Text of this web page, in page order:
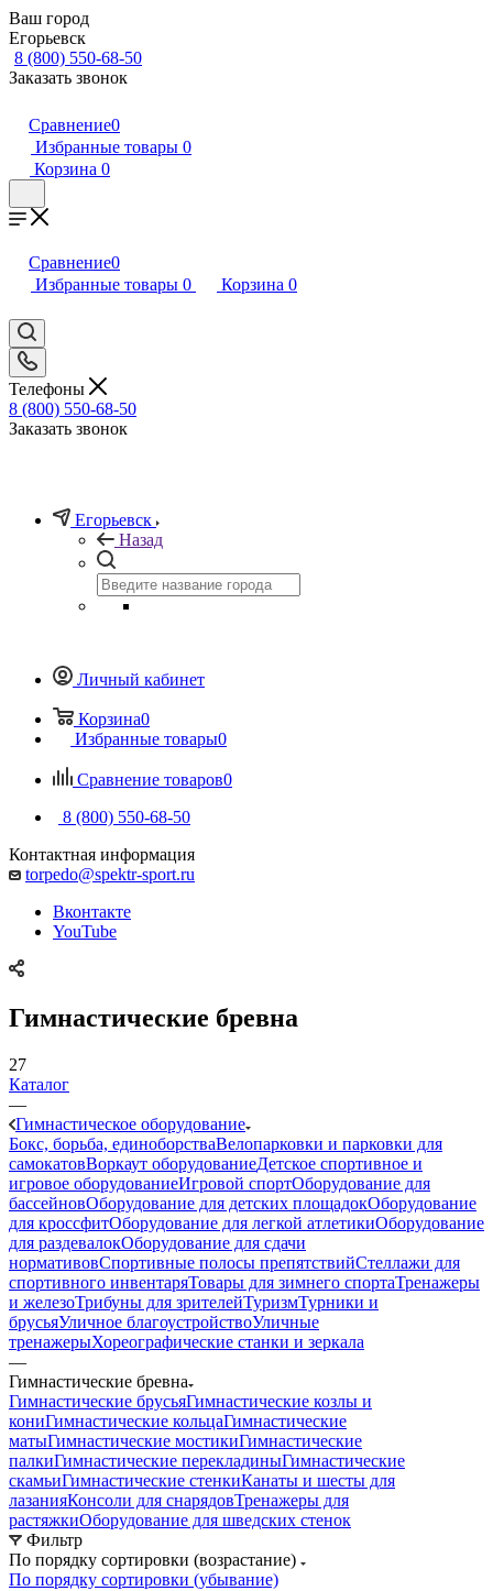
Ваш город
Егорьевск
8 (800) 550-68-50
Заказать звонок
Сравнение0
Избранные товары 0
Корзина 0
Сравнение0
Избранные товары 0 Корзина 0
Телефоны
8 (800) 550-68-50
Заказать звонок
Егорьевск
Назад
Личный кабинет
Корзина0
Избранные товары0
Сравнение товаров0
8 (800) 550-68-50
Контактная информация
torpedo@spektr-sport.ru
Вконтакте
YouTube
Гимнастические бревна
27
Каталог
—
Гимнастическое оборудование
Бокс, борьба, единоборстваВелопарковки и парковки для
самокатовВоркаут оборудованиеДетское спортивное и
игровое оборудованиеИгровой спортОборудование для
бассейновОборудование для детских площадокОборудование
для кроссфитОборудование для легкой атлетикиОборудование
для раздевалокОборудование для сдачи
нормативовСпортивные полосы препятствийСтеллажи для
спортивного инвентаряТовары для зимнего спортаТренажеры
и железоТрибуны для зрителейТуризмТурники и
брусьяУличное благоустройствоУличные
тренажерыХореографические станки и зеркала
—
Гимнастические бревна
Гимнастические брусьяГимнастические козлы и
кониГимнастические кольцаГимнастические
матыГимнастические мостикиГимнастические
палкиГимнастические перекладиныГимнастические
скамьиГимнастические стенкиКанаты и шесты для
лазанияКонсоли для снарядовТренажеры для
растяжкиОборудование для шведских стенок
Фильтр
По порядку сортировки (возрастание)
По порядку сортировки (убывание)